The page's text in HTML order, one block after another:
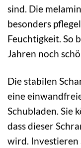
sind. Die
besonders
Feuchtigkeit. So
Jahren noch
Die stabilen
eine
Schubladen. Sie
dass dieser
wird. Investieren